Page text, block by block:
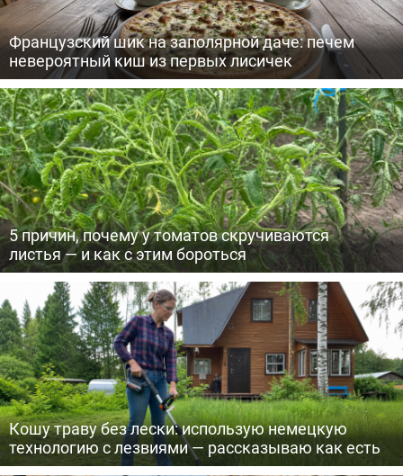
Французский шик на заполярной даче: печем
невероятный киш из первых лисичек
5 причин, почему у томатов скручиваются
листья — и как с этим бороться
Кошу траву без лески: использую немецкую
технологию с лезвиями — рассказываю как есть